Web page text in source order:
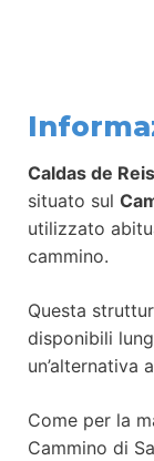
Caldas de
situato sul
utilizzato
cammino.
Questa
disponibili
un’alternativa
Come per la
Cammino di